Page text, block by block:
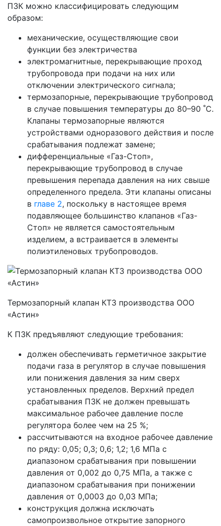
ПЗК можно классифицировать следующим
образом:
механические, осуществляющие свои
функции без электричества
электромагнитные, перекрывающие проход
трубопровода при подачи на них или
отключении электрического сигнала;
термозапорные, перекрывающие трубопровод
в случае повышения температуры до 80–90 ˚С.
Клапаны термозапорные являются
устройствами одноразового действия и после
срабатывания подлежат замене;
дифференциальные «Газ-Стоп»,
перекрывающие трубопровод в случае
превышения перепада давления на них свыше
определенного предела. Эти клапаны описаны
в главе 2, поскольку в настоящее время
подавляющее большинство клапанов «Газ-
Стоп» не является самостоятельным
изделием, а встраивается в элементы
полиэтиленовых трубопроводов.
Термозапорный клапан КТЗ производства ООО
«Астин»
К ПЗК предъявляют следующие требования:
должен обеспечивать герметичное закрытие
подачи газа в регулятор в случае повышения
или понижения давления за ним сверх
установленных пределов. Верхний предел
срабатывания ПЗК не должен превышать
максимальное рабочее давление после
регулятора более чем на 25 %;
рассчитываются на входное рабочее давление
по ряду: 0,05; 0,3; 0,6; 1,2; 1,6 МПа с
диапазоном срабатывания при повышении
давления от 0,002 до 0,75 МПа, а также с
диапазоном срабатывания при понижении
давления от 0,0003 до 0,03 МПа;
конструкция должна исключать
самопроизвольное открытие запорного